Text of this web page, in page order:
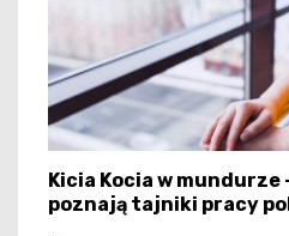
Kicia Kocia w
poznają tajniki pracy